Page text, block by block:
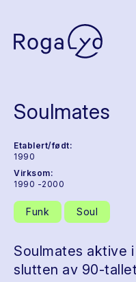
Soulmates
Etablert/født:
1990
Virksom:
1990 -2000
Funk Soul
Soulmates aktive
slutten av 90-